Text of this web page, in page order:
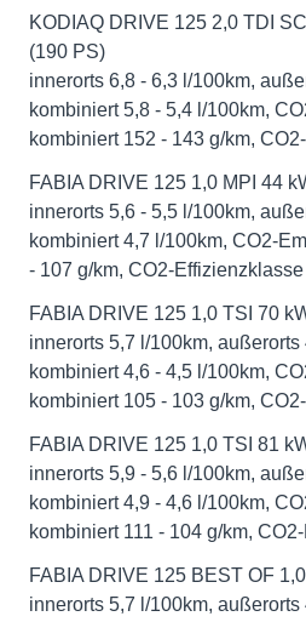
KODIAQ DRIVE 125 2,0 TDI
(190 PS)
innerorts 6,8 - 6,3 l/100km,
kombiniert 5,8 - 5,4 l/100km,
kombiniert 152 - 143 g/km,
FABIA DRIVE 125 1,0 MPI 44
innerorts 5,6 - 5,5 l/100km,
kombiniert 4,7 l/100km, CO2-
- 107 g/km, CO2-Effizienzklasse
FABIA DRIVE 125 1,0 TSI 70
innerorts 5,7 l/100km, außerorts
kombiniert 4,6 - 4,5 l/100km,
kombiniert 105 - 103 g/km,
FABIA DRIVE 125 1,0 TSI 81
innerorts 5,9 - 5,6 l/100km,
kombiniert 4,9 - 4,6 l/100km,
kombiniert 111 - 104 g/km,
FABIA DRIVE 125 BEST OF
innerorts 5,7 l/100km, außerorts